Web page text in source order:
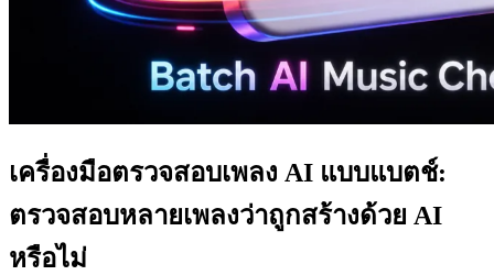
เครื่องมือตรวจสอบเพลง AI แบบแบตช์:
ตรวจสอบหลายเพลงว่าถูกสร้างด้วย AI
หรือไม่